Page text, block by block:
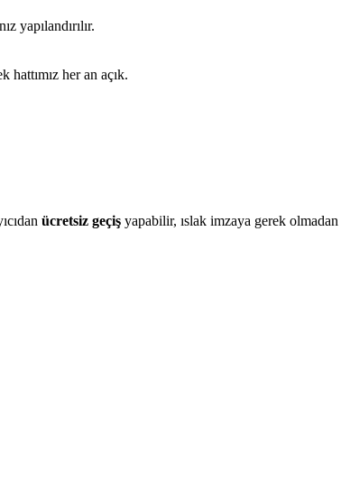
yapılandırılır.
hattımız her an açık.
ücretsiz geçiş yapabilir, ıslak imzaya gerek olmadan